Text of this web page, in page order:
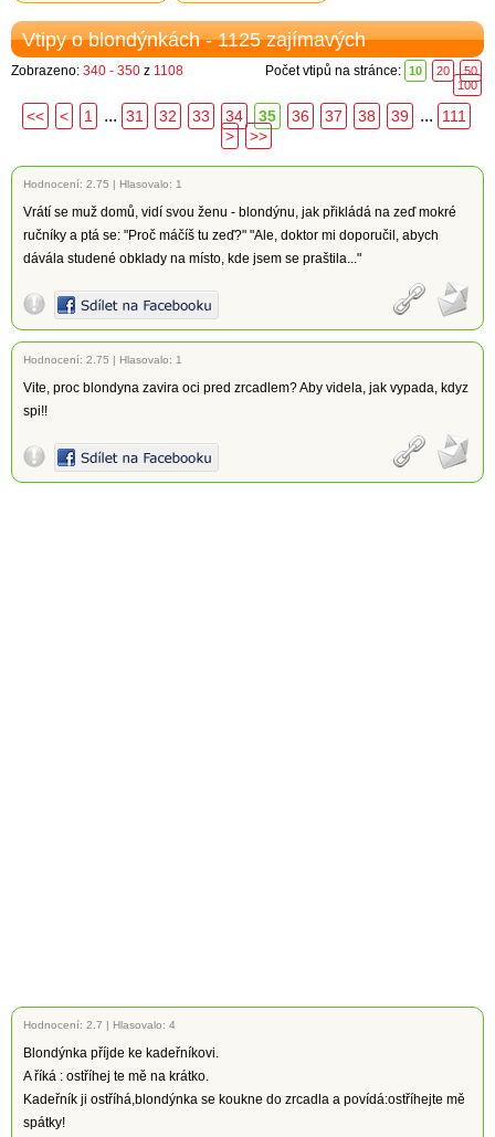
Vtipy o blondýnkách - 1125 zajímavých
Zobrazeno: 340 - 350 z 1108 Počet vtipů na stránce: 10 20
50
100
<< < 1 ... 31 32 33 34 35 36 37 38 39 ...
111
>
>>
Hodnocení: 2.75 | Hlasovalo: 1
Vrátí se muž domů, vidí svou ženu - blondýnu, jak přikládá na zeď mokré
ručníky a ptá se: "Proč máčíš tu zeď?" "Ale, doktor mi doporučil, abych
dávála studené obklady na místo, kde jsem se praštila..."
Hodnocení: 2.75 | Hlasovalo: 1
Vite, proc blondyna zavira oci pred zrcadlem? Aby videla, jak vypada, kdyz
spi!!
Hodnocení: 2.7 | Hlasovalo: 4
Blondýnka příjde ke kadeřníkovi.
A říká : ostříhej te mě na krátko.
Kadeřník ji ostříhá,blondýnka se koukne do zrcadla a povídá:ostříhejte mě
spátky!